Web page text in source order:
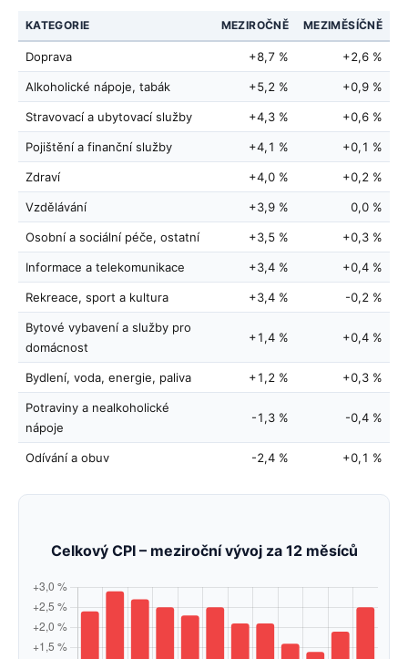
KATEGORIE MEZIROČNĚ MEZIMĚSÍČNĚ
Doprava +8,7 % +2,6 %
Alkoholické nápoje, tabák +5,2 % +0,9 %
Stravovací a ubytovací služby +4,3 % +0,6 %
Pojištění a finanční služby +4,1 % +0,1 %
Zdraví +4,0 % +0,2 %
Vzdělávání +3,9 % 0,0 %
Osobní a sociální péče, ostatní +3,5 % +0,3 %
Informace a telekomunikace +3,4 % +0,4 %
Rekreace, sport a kultura +3,4 % -0,2 %
Bytové vybavení a služby pro
domácnost
+1,4 % +0,4 %
Bydlení, voda, energie, paliva +1,2 % +0,3 %
Potraviny a nealkoholické
nápoje
-1,3 % -0,4 %
Odívání a obuv -2,4 % +0,1 %
Celkový CPI – meziroční vývoj za 12 měsíců